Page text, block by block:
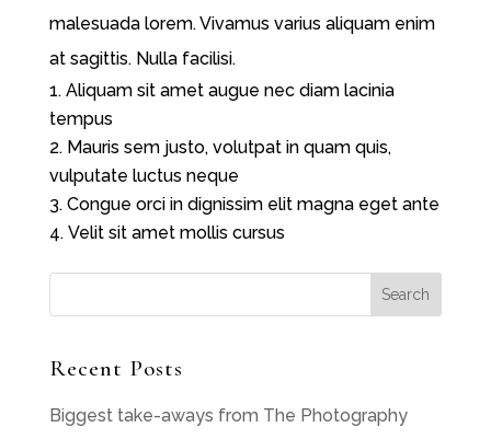
malesuada lorem. Vivamus varius aliquam enim
at sagittis. Nulla facilisi.
Aliquam sit amet augue nec diam lacinia
tempus
Mauris sem justo, volutpat in quam quis,
vulputate luctus neque
Congue orci in dignissim elit magna eget ante
Velit sit amet mollis cursus
Recent Posts
Biggest take-aways from The Photography